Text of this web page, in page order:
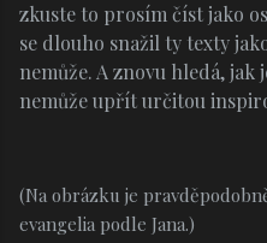
zkuste to prosím číst jako
se dlouho snažil ty texty
nemůže. A znovu hledá,
nemůže upřít určitou
(Na obrázku je
evangelia podle Jana.)